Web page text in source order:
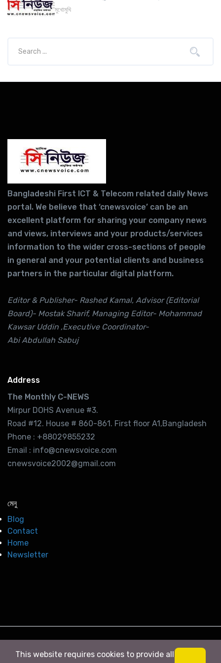
মুখোমুখি
Bangladeshi First ICT & Telecom related daily News
portal. We believe that ‘cnewsvoice’ can be an
excellent platform for sharing your company news
and views, interviews and your products/services
information to the wider cross-sections of people
in general and your potential clients and business
partners in the particular digital platform.
Editor & Publisher- Rashed Kamal, Advisor (Editorial
Board)- Mostak Sharif, Managing Editor- Mohammad
Kawsar Uddin ,Executive Coordinator-
Abi Abdullah Sabuj
Address
The Monthly C-NEWS
Mirpur DOHS Avenue #3.
Road #12. House # 860-861. First floor A1,Bangladesh
Phone : +88029855232
Email : info@cnewsvoice.com
cnewsvoice2002@gmail.com
মেনু
Blog
Contact
Home
Newsletter
© 2026 সি নিউজ . All right Reserved
This website requires cookies to provide all